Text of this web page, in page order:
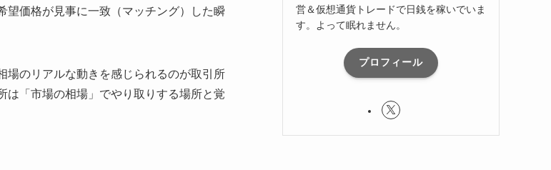
望価格が見事に一致（マッチング）した瞬
場のリアルな動きを感じられるのが取引所
は「市場の相場」でやり取りする場所と覚
営＆仮想通貨トレードで日銭を稼いでいま
す。よって眠れません。
プロフィール